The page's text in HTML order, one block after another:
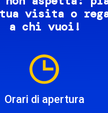
visita o
a chi vuoi!
Orari di apertura